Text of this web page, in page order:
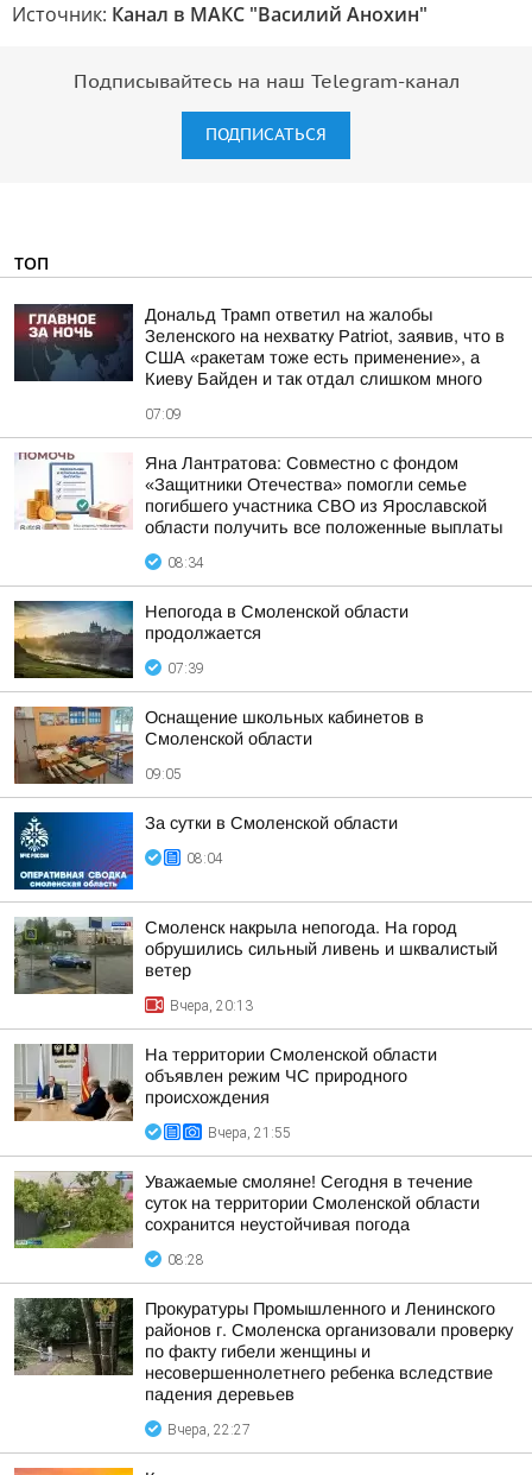
Источник: Канал в МАКС "Василий Анохин"
Подписывайтесь на наш Telegram-канал
ПОДПИСАТЬСЯ
ТОП
Дональд Трамп ответил на жалобы
Зеленского на нехватку Patriot, заявив, что в
США «ракетам тоже есть применение», а
Киеву Байден и так отдал слишком много
07:09
Яна Лантратова: Совместно с фондом
«Защитники Отечества» помогли семье
погибшего участника СВО из Ярославской
области получить все положенные выплаты
08:34
Непогода в Смоленской области
продолжается
07:39
Оснащение школьных кабинетов в
Смоленской области
09:05
За сутки в Смоленской области
08:04
Смоленск накрыла непогода. На город
обрушились сильный ливень и шквалистый
ветер
Вчера, 20:13
На территории Смоленской области
объявлен режим ЧС природного
происхождения
Вчера, 21:55
Уважаемые смоляне! Сегодня в течение
суток на территории Смоленской области
сохранится неустойчивая погода
08:28
Прокуратуры Промышленного и Ленинского
районов г. Смоленска организовали проверку
по факту гибели женщины и
несовершеннолетнего ребенка вследствие
падения деревьев
Вчера, 22:27